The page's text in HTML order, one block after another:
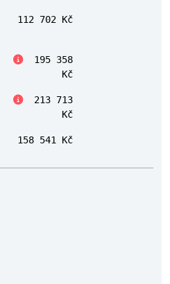
112 702 Kč
195 358
Kč
213 713
Kč
158 541 Kč